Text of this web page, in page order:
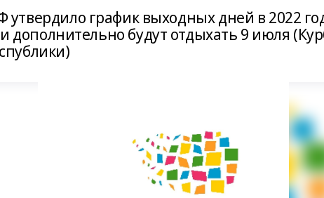
утвердило график выходных дней в 2022
будут отдыхать 9 июля